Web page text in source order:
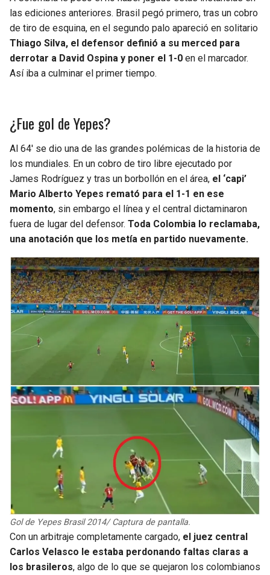
las ediciones anteriores. Brasil pegó primero, tras un cobro
de tiro de esquina, en el segundo palo apareció en solitario
Thiago Silva, el defensor definió a su merced para
derrotar a David Ospina y poner el 1-0 en el marcador.
Así iba a culminar el primer tiempo.
¿Fue gol de Yepes?
Al 64′ se dio una de las grandes polémicas de la historia de
los mundiales. En un cobro de tiro libre ejecutado por
James Rodríguez y tras un borbollón en el área, el ‘capi’
Mario Alberto Yepes remató para el 1-1 en ese
momento, sin embargo el línea y el central dictaminaron
fuera de lugar del defensor. Toda Colombia lo reclamaba,
una anotación que los metía en partido nuevamente.
Gol de Yepes Brasil 2014/ Captura de pantalla.
Con un arbitraje completamente cargado, el juez central
Carlos Velasco le estaba perdonando faltas claras a
los brasileros, algo de lo que se quejaron los colombianos